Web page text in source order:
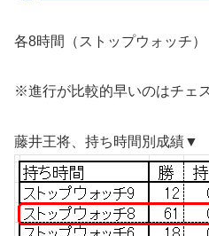
各8時間（ストップウォッチ）
※進行が比較的早いのはチェ
藤井王将、持ち時間別成績▼